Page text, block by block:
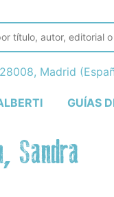
GUÍAS
Madrid
Sandra